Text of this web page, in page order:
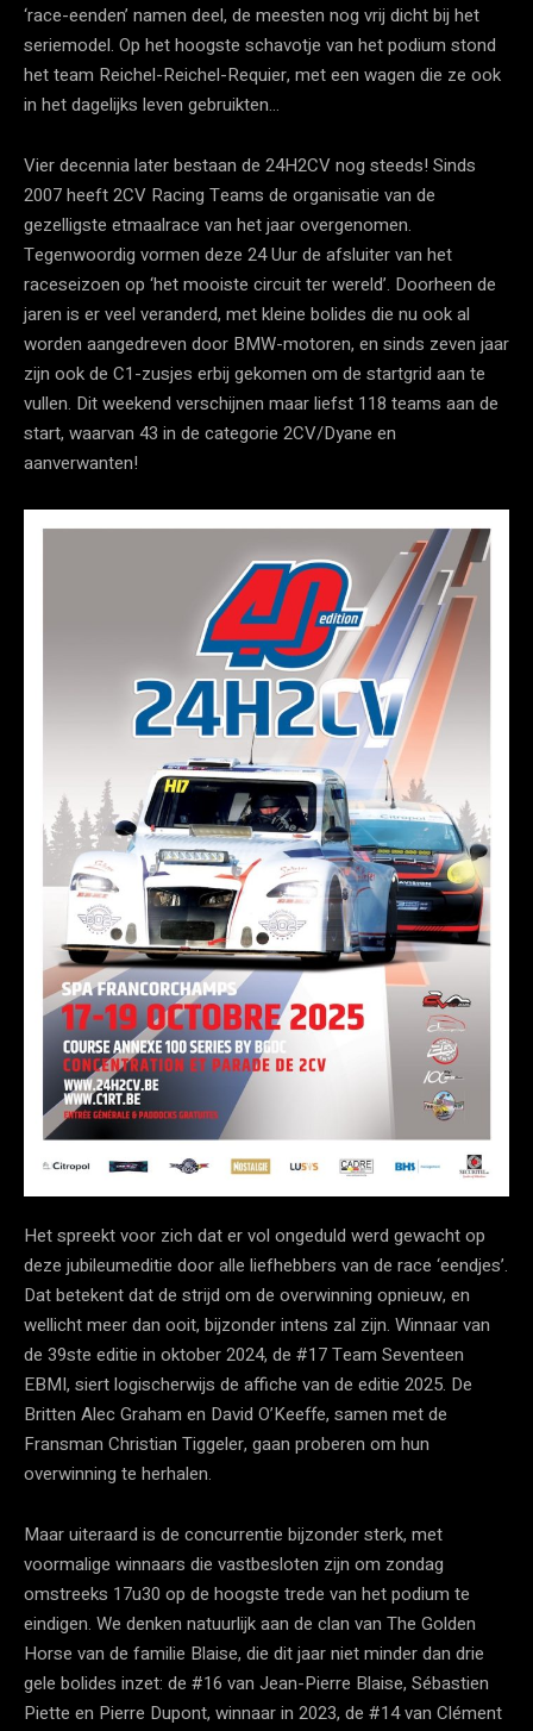
‘race-eenden’ namen deel, de meesten nog vrij dicht bij het
seriemodel. Op het hoogste schavotje van het podium stond
het team Reichel-Reichel-Requier, met een wagen die ze ook
in het dagelijks leven gebruikten…
Vier decennia later bestaan de 24H2CV nog steeds! Sinds
2007 heeft 2CV Racing Teams de organisatie van de
gezelligste etmaalrace van het jaar overgenomen.
Tegenwoordig vormen deze 24 Uur de afsluiter van het
raceseizoen op ‘het mooiste circuit ter wereld’. Doorheen de
jaren is er veel veranderd, met kleine bolides die nu ook al
worden aangedreven door BMW-motoren, en sinds zeven jaar
zijn ook de C1-zusjes erbij gekomen om de startgrid aan te
vullen. Dit weekend verschijnen maar liefst 118 teams aan de
start, waarvan 43 in de categorie 2CV/Dyane en
aanverwanten!
Het spreekt voor zich dat er vol ongeduld werd gewacht op
deze jubileumeditie door alle liefhebbers van de race ‘eendjes’.
Dat betekent dat de strijd om de overwinning opnieuw, en
wellicht meer dan ooit, bijzonder intens zal zijn. Winnaar van
de 39ste editie in oktober 2024, de #17 Team Seventeen
EBMI, siert logischerwijs de affiche van de editie 2025. De
Britten Alec Graham en David O’Keeffe, samen met de
Fransman Christian Tiggeler, gaan proberen om hun
overwinning te herhalen.
Maar uiteraard is de concurrentie bijzonder sterk, met
voormalige winnaars die vastbesloten zijn om zondag
omstreeks 17u30 op de hoogste trede van het podium te
eindigen. We denken natuurlijk aan de clan van The Golden
Horse van de familie Blaise, die dit jaar niet minder dan drie
gele bolides inzet: de #16 van Jean-Pierre Blaise, Sébastien
Piette en Pierre Dupont, winnaar in 2023, de #14 van Clément